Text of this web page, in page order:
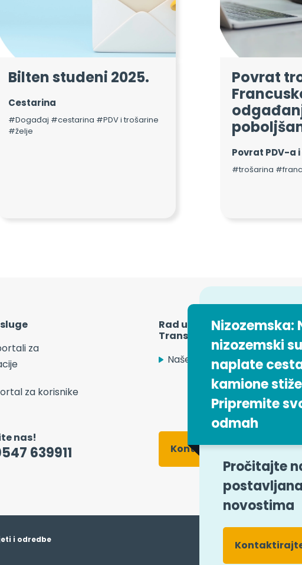
Nizozemska:
nizozemski
naplate
kamione
Pripremite
odmah
Pročitajte
novostima
Bilten studeni 2025.
Cestarina
#Događaj #cestarina #PDV i trošarine
#želje
Povrat
Povrat PDV-a
#trošarina
za
za korisnike
Rad u tvrtki Easytrip
Transport Services
Naše ponude za posao
nas!
639911 Kontaktni obrazac
i odredbe
what you want to activate